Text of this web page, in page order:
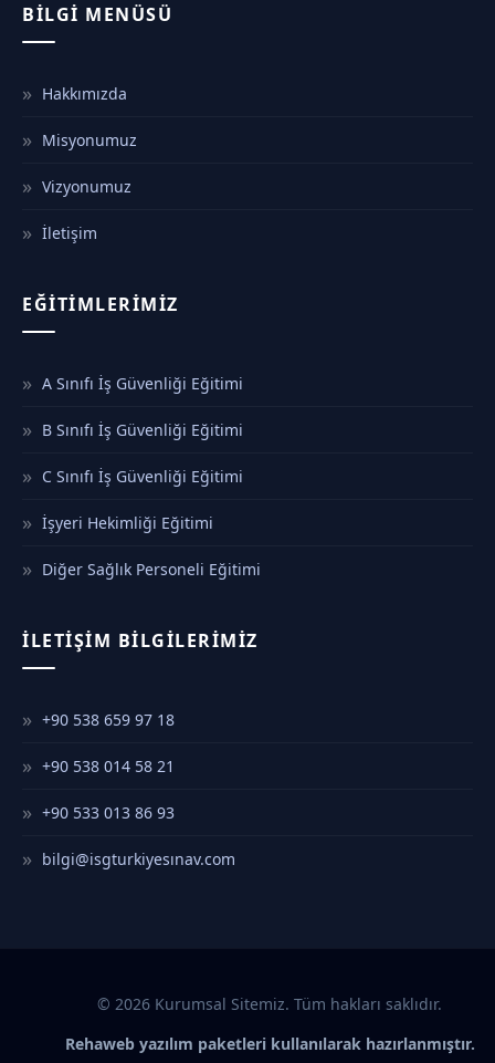
BILGI MENÜSÜ
Hakkımızda
Misyonumuz
Vizyonumuz
İletişim
EĞITIMLERIMIZ
A Sınıfı İş Güvenliği Eğitimi
B Sınıfı İş Güvenliği Eğitimi
C Sınıfı İş Güvenliği Eğitimi
İşyeri Hekimliği Eğitimi
Diğer Sağlık Personeli Eğitimi
İLETIŞIM BILGILERIMIZ
+90 538 659 97 18
+90 538 014 58 21
+90 533 013 86 93
bilgi@isgturkiyesınav.com
© 2026 Kurumsal Sitemiz. Tüm hakları saklıdır.
Rehaweb yazılım paketleri kullanılarak hazırlanmıştır.